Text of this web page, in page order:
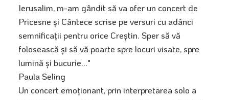
Ierusalim, m-am gândit să va ofer un concert de
Pricesne și Cântece scrise pe versuri cu adânci
semnificații pentru orice Creștin. Sper să vă
folosească și să vă poarte spre locuri visate, spre
lumină și bucurie..."
Paula Seling
Un concert emoționant, prin interpretarea solo a